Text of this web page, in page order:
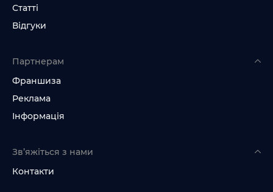
Статті
Відгуки
Партнерам
Франшиза
Реклама
Інформація
Зв’яжіться з нами
Контакти